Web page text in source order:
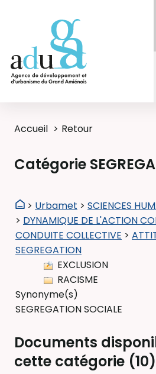
Accueil Retour
Catégorie
> Urbamet > SCIENCES
> DYNAMIQUE DE L'ACTION
CONDUITE COLLECTIVE >
SEGREGATION
EXCLUSION
RACISME
Synonyme(s)
SEGREGATION SOCIALE
Documents
cette catégorie (10)